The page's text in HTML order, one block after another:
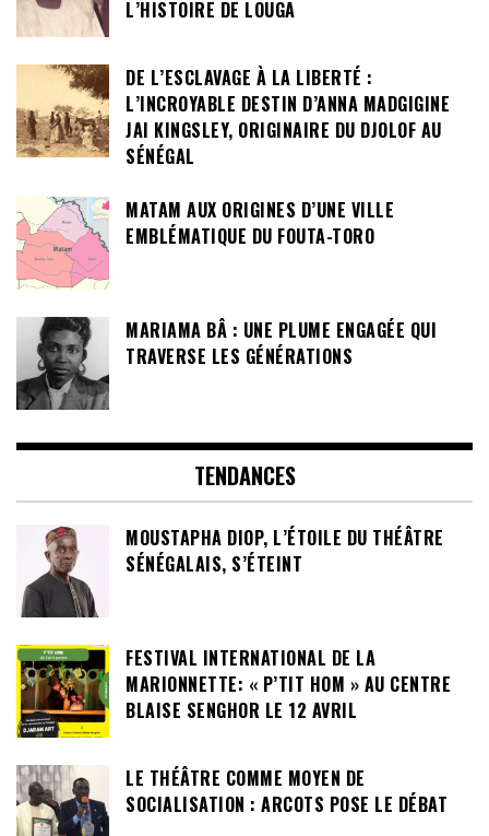
L’HISTOIRE DE LOUGA
DE L’ESCLAVAGE À LA LIBERTÉ :
L’INCROYABLE DESTIN D’ANNA MADGIGINE
JAI KINGSLEY, ORIGINAIRE DU DJOLOF AU
SÉNÉGAL
MATAM AUX ORIGINES D’UNE VILLE
EMBLÉMATIQUE DU FOUTA-TORO
MARIAMA BÂ : UNE PLUME ENGAGÉE QUI
TRAVERSE LES GÉNÉRATIONS
TENDANCES
MOUSTAPHA DIOP, L’ÉTOILE DU THÉÂTRE
SÉNÉGALAIS, S’ÉTEINT
FESTIVAL INTERNATIONAL DE LA
MARIONNETTE: « P’TIT HOM » AU CENTRE
BLAISE SENGHOR LE 12 AVRIL
LE THÉÂTRE COMME MOYEN DE
SOCIALISATION : ARCOTS POSE LE DÉBAT